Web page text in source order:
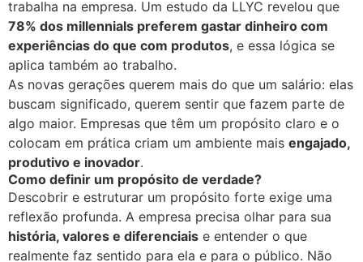
trabalha na empresa. Um estudo da LLYC revelou que
78% dos millennials preferem gastar dinheiro com
experiências do que com produtos, e essa lógica se
aplica também ao trabalho.
As novas gerações querem mais do que um salário: elas
buscam significado, querem sentir que fazem parte de
algo maior. Empresas que têm um propósito claro e o
colocam em prática criam um ambiente mais engajado,
produtivo e inovador.
Como definir um propósito de verdade?
Descobrir e estruturar um propósito forte exige uma
reflexão profunda. A empresa precisa olhar para sua
história, valores e diferenciais e entender o que
realmente faz sentido para ela e para o público. Não